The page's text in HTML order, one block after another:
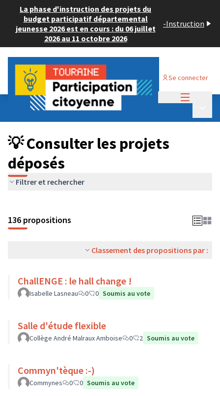
La phase d'instruction des projets du
budget participatif départemental
jeunesse 2026 est en cours : du 06 juillet
2026 au 11 octobre 2026
-Instruction
Se connecter
Budget Participatif JEUNESSE 2024
💡 Consulter les projets déposés
💡 Consulter les projets
déposés
Filtrer et rechercher
136 propositions
Classement des propositions par :
ChallENGE : le hall change !
Isabelle Lasneau 0 0 Soumis au vote
Salle d'étude flexible
Collège André Malraux Amboise 0 2 Soumis au vote
Commyn'tèque :-)
Commynes 0 0 Soumis au vote